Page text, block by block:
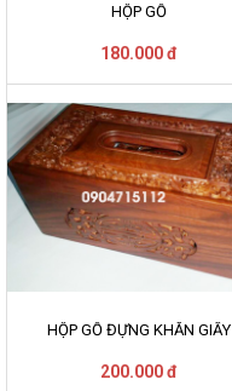
HỘP GỖ
180.000 đ
HỘP GỖ ĐỰNG KHĂN GIẤY
200.000 đ